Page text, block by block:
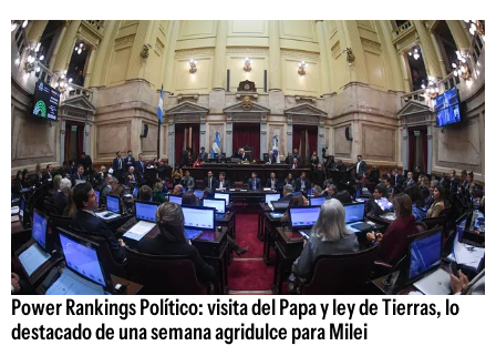
Power Rankings Político: visita del Papa y ley de Tierras, lo
destacado de una semana agridulce para Milei